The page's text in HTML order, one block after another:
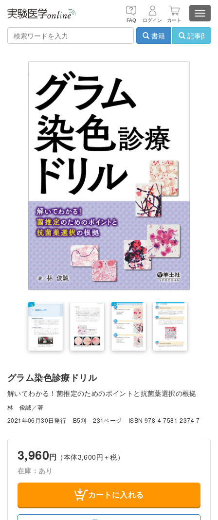
FAQ ログイン カート
書籍
記事β
グラム染色診療ドリル
解いてわかる！菌推定のためのポイントと抗菌薬選択の根拠
林 俊誠／著
2021年06月30日発行
B5判 231ページ ISBN 978-4-7581-2374-7
3,960円 （本体3,600円＋税）
在庫：あり
カートに入れる